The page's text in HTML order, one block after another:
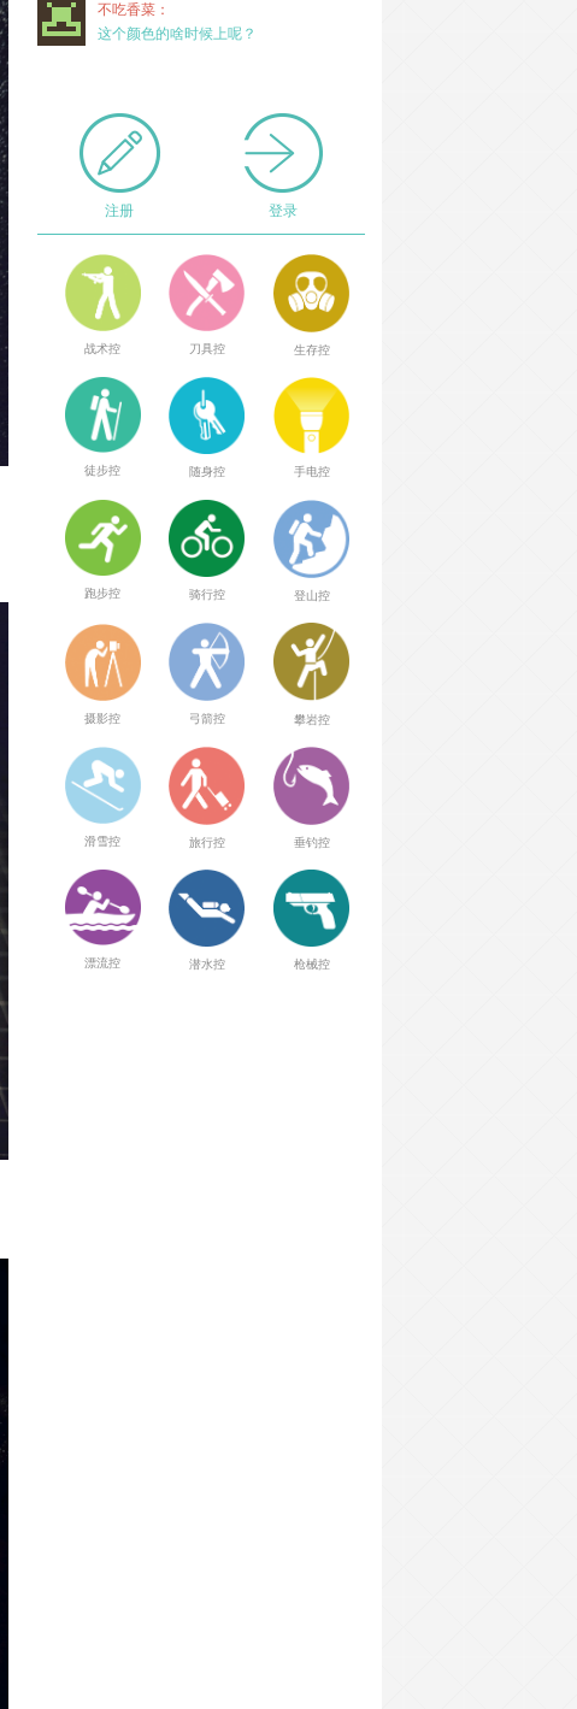
不吃香菜：
这个颜色的啥时候上呢？
注册 登录
战术控 刀具控 生存控
徒步控 随身控 手电控
跑步控 骑行控 登山控
摄影控 弓箭控 攀岩控
滑雪控 旅行控 垂钓控
漂流控 潜水控 枪械控